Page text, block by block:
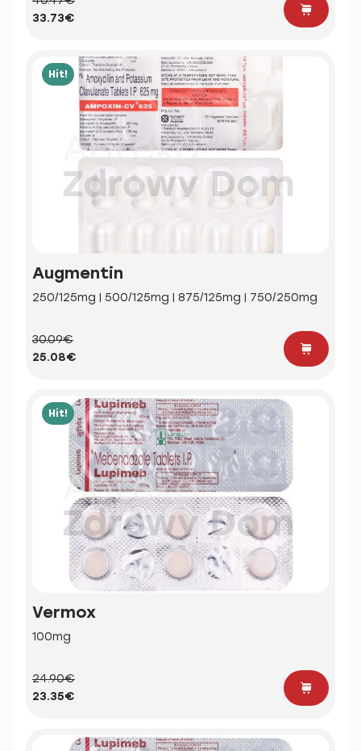
33.73€
Hit!
Augmentin
250/125mg | 500/125mg | 875/125mg | 750/250mg
30.09€
25.08€
Hit!
Vermox
100mg
24.90€
23.35€